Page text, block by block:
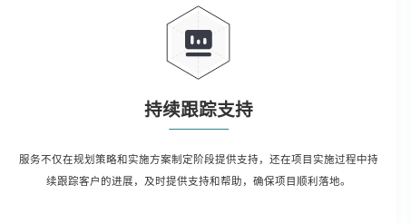
持续跟踪支持
服务不仅在规划策略和实施方案制定阶段提供支持，还在项目实施过程中持
续跟踪客户的进展，及时提供支持和帮助，确保项目顺利落地。